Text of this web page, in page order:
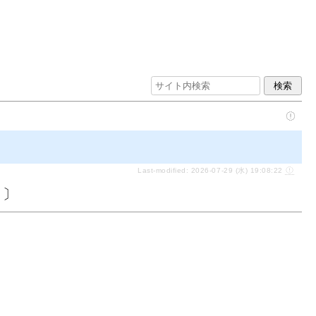
Last-modified: 2026-07-29 (水) 19:08:22
〕